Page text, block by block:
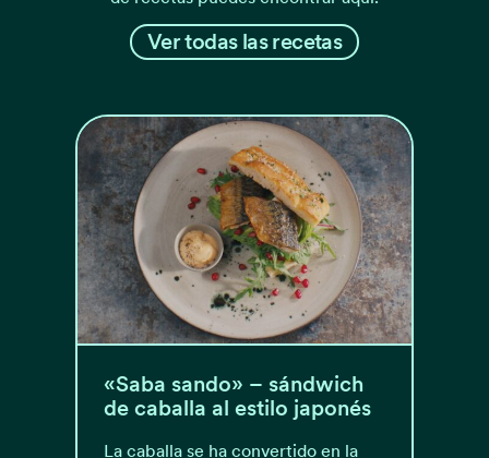
Ver todas las recetas
«Saba sando» – sándwich
de caballa al estilo japonés
La caballa se ha convertido en la